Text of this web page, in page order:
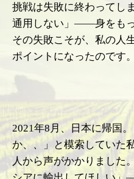
挑戦は失敗に終わってし
通用しない」――身をも
その失敗こそが、私の人
ポイントになったのです。
2021年8月、日本に帰国
か、、」と模索していた
人から声がかかりました